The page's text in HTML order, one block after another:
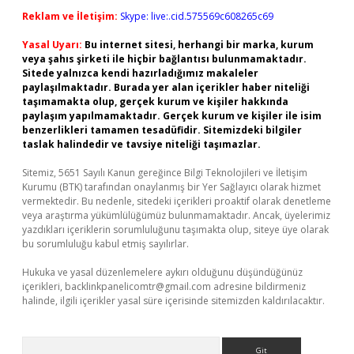
Reklam ve İletişim: Skype: live:.cid.575569c608265c69
Yasal Uyarı: Bu internet sitesi, herhangi bir marka, kurum
veya şahıs şirketi ile hiçbir bağlantısı bulunmamaktadır.
Sitede yalnızca kendi hazırladığımız makaleler
paylaşılmaktadır. Burada yer alan içerikler haber niteliği
taşımamakta olup, gerçek kurum ve kişiler hakkında
paylaşım yapılmamaktadır. Gerçek kurum ve kişiler ile isim
benzerlikleri tamamen tesadüfidir. Sitemizdeki bilgiler
taslak halindedir ve tavsiye niteliği taşımazlar.
Sitemiz, 5651 Sayılı Kanun gereğince Bilgi Teknolojileri ve İletişim
Kurumu (BTK) tarafından onaylanmış bir Yer Sağlayıcı olarak hizmet
vermektedir. Bu nedenle, sitedeki içerikleri proaktif olarak denetleme
veya araştırma yükümlülüğümüz bulunmamaktadır. Ancak, üyelerimiz
yazdıkları içeriklerin sorumluluğunu taşımakta olup, siteye üye olarak
bu sorumluluğu kabul etmiş sayılırlar.
Hukuka ve yasal düzenlemelere aykırı olduğunu düşündüğünüz
içerikleri, backlinkpanelicomtr@gmail.com adresine bildirmeniz
halinde, ilgili içerikler yasal süre içerisinde sitemizden kaldırılacaktır.